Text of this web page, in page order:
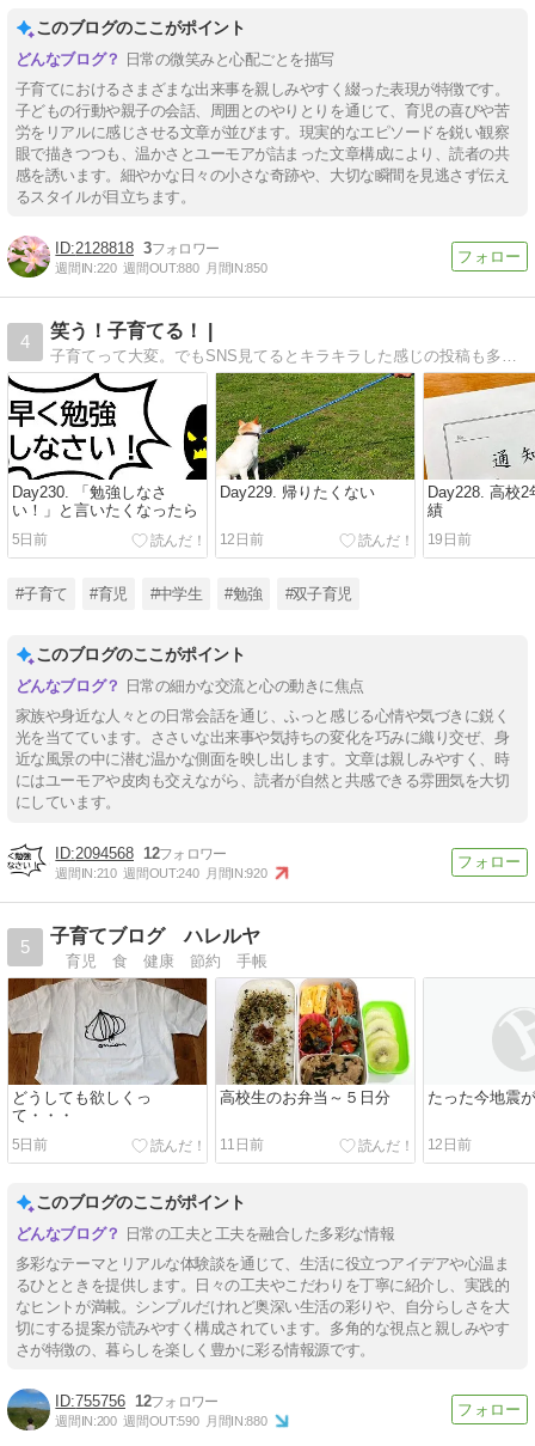
このブログのここがポイント
日常の微笑みと心配ごとを描写
子育てにおけるさまざまな出来事を親しみやすく綴った表現が特徴です。
子どもの行動や親子の会話、周囲とのやりとりを通じて、育児の喜びや苦
労をリアルに感じさせる文章が並びます。現実的なエピソードを鋭い観察
眼で描きつつも、温かさとユーモアが詰まった文章構成により、読者の共
感を誘います。細やかな日々の小さな奇跡や、大切な瞬間を見逃さず伝え
るスタイルが目立ちます。
2128818 3
週間IN:220 週間OUT:880 月間IN:850
4
笑う！子育てる！ |
子育てって大変。でもSNS見てるとキラキラした感じの投稿も多いし。それに比べたら・・・なんて思っているあなた！読む栄養ドリンクなブログです。疲れた時に一息つける、そんなブログ読んでみませんか？子育て中のあなたを応援したい！ペップな子育て日記
Day230. 「勉強しなさ
い！」と言いたくなったら
5日前
Day229. 帰りたくない
12日前
Day228. 高校2
績
19日前
#子育て #育児 #中学生 #勉強 #双子育児
このブログのここがポイント
日常の細かな交流と心の動きに焦点
家族や身近な人々との日常会話を通じ、ふっと感じる心情や気づきに鋭く
光を当てています。ささいな出来事や気持ちの変化を巧みに織り交ぜ、身
近な風景の中に潜む温かな側面を映し出します。文章は親しみやすく、時
にはユーモアや皮肉も交えながら、読者が自然と共感できる雰囲気を大切
にしています。
2094568 12
週間IN:210 週間OUT:240 月間IN:920
5
子育てブログ ハレルヤ
育児 食 健康 節約 手帳
どうしても欲しくっ
て・・・
5日前
高校生のお弁当～５日分
11日前
たった今地震
12日前
このブログのここがポイント
日常の工夫と工夫を融合した多彩な情報
多彩なテーマとリアルな体験談を通じて、生活に役立つアイデアや心温ま
るひとときを提供します。日々の工夫やこだわりを丁寧に紹介し、実践的
なヒントが満載。シンプルだけれど奥深い生活の彩りや、自分らしさを大
切にする提案が読みやすく構成されています。多角的な視点と親しみやす
さが特徴の、暮らしを楽しく豊かに彩る情報源です。
755756 12
週間IN:200 週間OUT:590 月間IN:880